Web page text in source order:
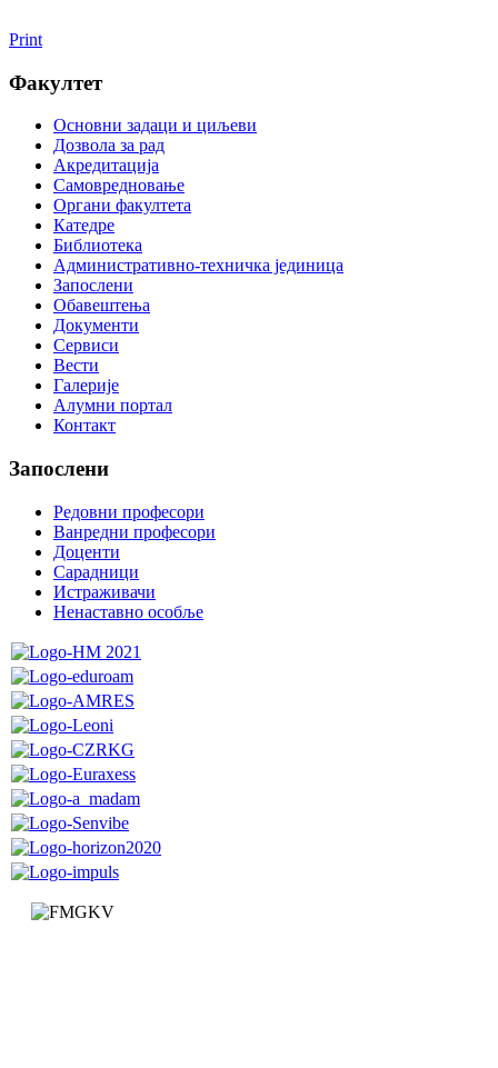
Print
Факултет
Основни задаци и циљеви
Дозвола за рад
Акредитација
Самовредновање
Органи факултета
Катедре
Библиотека
Административно-техничка јединица
Запослени
Обавештења
Документи
Сервиси
Вести
Галерије
Алумни портал
Контакт
Запослени
Редовни професори
Ванредни професори
Доценти
Сарадници
Истраживачи
Ненаставно особље